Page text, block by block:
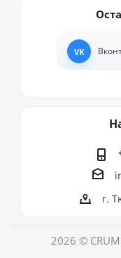
г.
2026 ©